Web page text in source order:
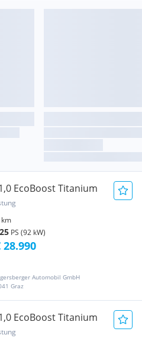
EcoBoost Titanium
km
PS (92 kW)
Automobil GmbH
Graz
28.990
EcoBoost Titanium